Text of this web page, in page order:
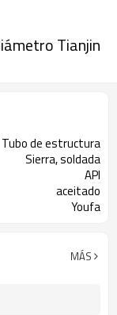
Tianjin
Tubo de estructura
Sierra, soldada
API
aceitado
Youfa
MÁS